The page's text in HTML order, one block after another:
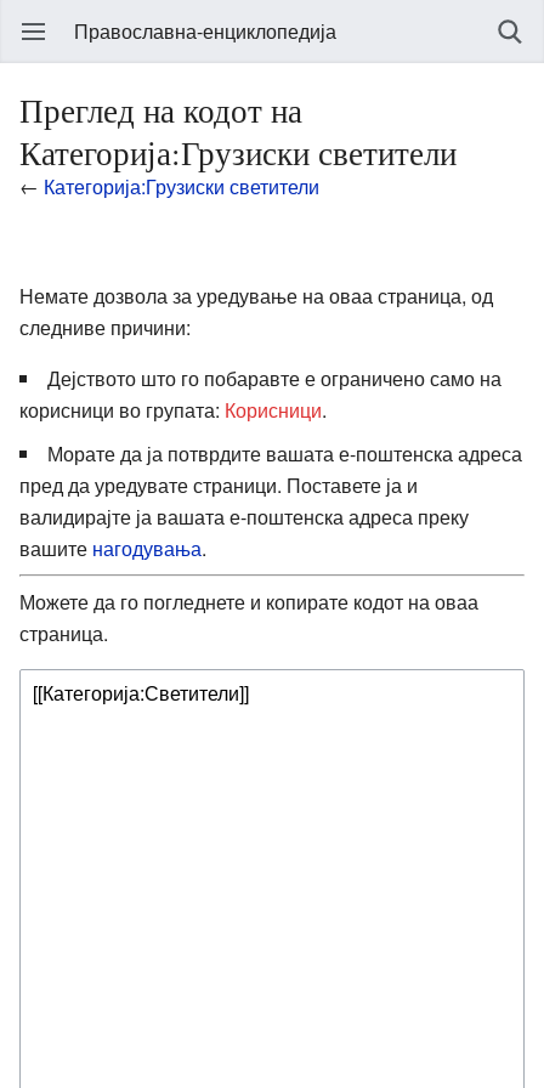
Православна-енциклопедија
Преглед на кодот на
Категорија:Грузиски светители
← Категорија:Грузиски светители
Немате дозвола за уредување на оваа страница, од
следниве причини:
Дејството што го побаравте е ограничено само на
корисници во групата: Корисници.
Морате да ја потврдите вашата е-поштенска адреса
пред да уредувате страници. Поставете ја и
валидирајте ја вашата е-поштенска адреса преку
вашите нагодувања.
Можете да го погледнете и копирате кодот на оваа
страница.